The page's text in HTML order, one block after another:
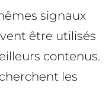
signaux
être utilisés
contenus.
les